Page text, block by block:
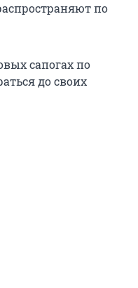
по
сапогах по
до своих